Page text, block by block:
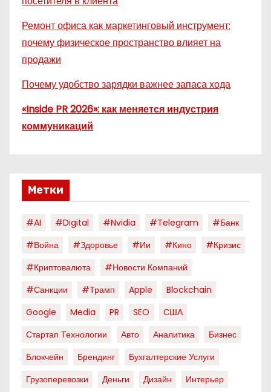
Ремонт офиса как маркетинговый инструмент:
почему физическое пространство влияет на
продажи
Почему удобство зарядки важнее запаса хода
«Inside PR 2026»: как меняется индустрия
коммуникаций
Метки
#AI #digital #nvidia #telegram
#банк
#война
#здоровье #ии #кино
#кризис
#криптовалюта
#новости Компаний
#санкции
#трамп Apple
Blockchain
Google
Media PR SEO
США
Стартап Технологии
Авто Аналитика
Бизнес
Блокчейн
Брендинг
Бухгалтерские Услуги
Грузоперевозки
Деньги Дизайн
Интерьер